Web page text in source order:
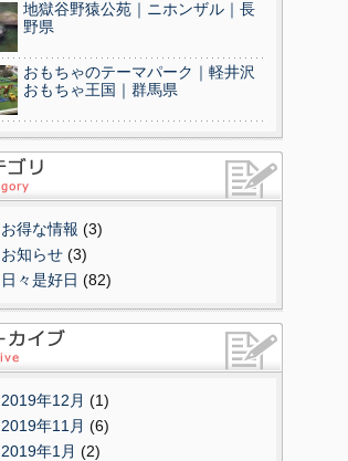
地獄谷野猿公苑｜ニホンザル｜長
野県
おもちゃのテーマパーク｜軽井沢
おもちゃ王国｜群馬県
お得な情報 (3)
お知らせ (3)
日々是好日 (82)
2019年12月 (1)
2019年11月 (6)
2019年1月 (2)